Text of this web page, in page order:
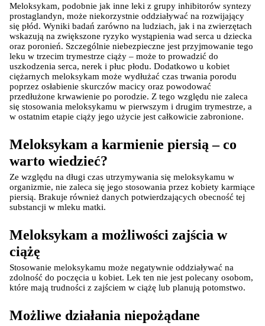
Meloksykam, podobnie jak inne leki z grupy inhibitorów syntezy
prostaglandyn, może niekorzystnie oddziaływać na rozwijający
się płód. Wyniki badań zarówno na ludziach, jak i na zwierzętach
wskazują na zwiększone ryzyko wystąpienia wad serca u dziecka
oraz poronień. Szczególnie niebezpieczne jest przyjmowanie tego
leku w trzecim trymestrze ciąży – może to prowadzić do
uszkodzenia serca, nerek i płuc płodu. Dodatkowo u kobiet
ciężarnych meloksykam może wydłużać czas trwania porodu
poprzez osłabienie skurczów macicy oraz powodować
przedłużone krwawienie po porodzie. Z tego względu nie zaleca
się stosowania meloksykamu w pierwszym i drugim trymestrze, a
w ostatnim etapie ciąży jego użycie jest całkowicie zabronione.
Meloksykam a karmienie piersią – co
warto wiedzieć?
Ze względu na długi czas utrzymywania się meloksykamu w
organizmie, nie zaleca się jego stosowania przez kobiety karmiące
piersią. Brakuje również danych potwierdzających obecność tej
substancji w mleku matki.
Meloksykam a możliwości zajścia w
ciążę
Stosowanie meloksykamu może negatywnie oddziaływać na
zdolność do poczęcia u kobiet. Lek ten nie jest polecany osobom,
które mają trudności z zajściem w ciążę lub planują potomstwo.
Możliwe działania niepożądane